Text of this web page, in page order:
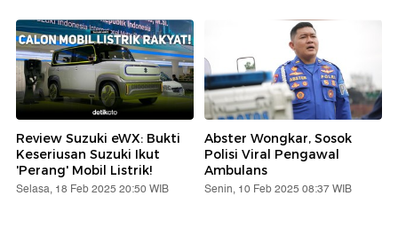
Review Suzuki eWX: Bukti
Keseriusan Suzuki Ikut
'Perang' Mobil Listrik!
Selasa, 18 Feb 2025 20:50 WIB
Abster Wongkar, Sosok
Polisi Viral Pengawal
Ambulans
Senin, 10 Feb 2025 08:37 WIB